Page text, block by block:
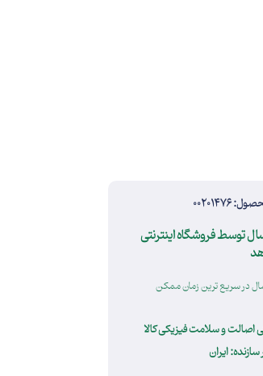
00201476
توسط فروشگاه اینترنتی
در سریع ترین زمان ممکن
اصالت و سلامت فیزیکی کالا
ایران